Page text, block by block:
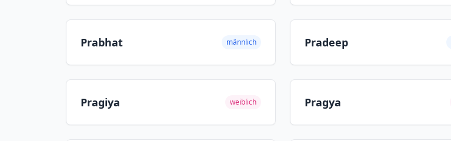
Prabhat männlich Pradeep
Pragiya weiblich Pragya